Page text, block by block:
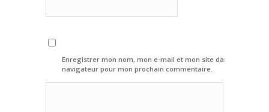
Enregistrer mon nom, mon e-mail et mon site dans le
navigateur pour mon prochain commentaire.